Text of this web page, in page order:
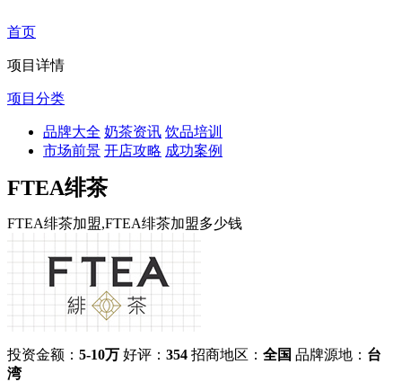
首页
项目详情
项目分类
品牌大全 奶茶资讯 饮品培训
市场前景 开店攻略 成功案例
FTEA绯茶
FTEA绯茶加盟,FTEA绯茶加盟多少钱
投资金额： 5-10万 好评： 354 招商地区： 全国 品牌源地： 台
湾